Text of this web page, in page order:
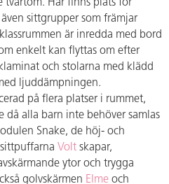
tvärtom. Här finns plats för
sittgrupper som främjar
är inredda med bord
enkelt kan flyttas om efter
och stolarna med klädd
ljuddämpningen.
på flera platser i rummet,
då alla barn inte behöver samlas
Snake, de höj- och
Volt skapar,
ytor och trygga
golvskärmen Elme och